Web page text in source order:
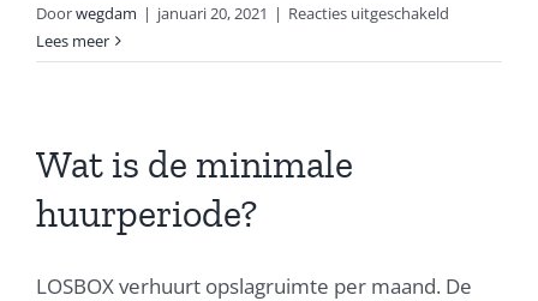
Doorwegdam | januari 20, 2021 | Reacties uitgeschakeld
er
Lees meer
Wat is de minimale
huurperiode?
LOSBOX verhuurt opslagruimte per maand. De